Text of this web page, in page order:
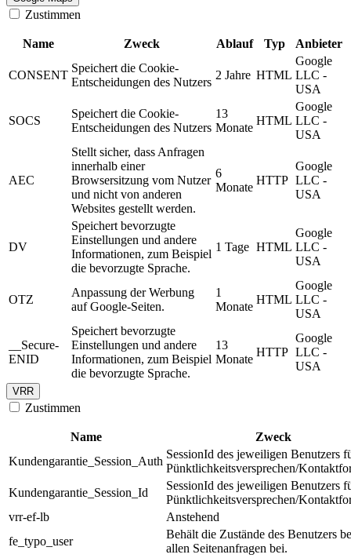
Zustimmen
Name Zweck Ablauf Typ Anbieter
CONSENT
Speichert die Cookie-
Entscheidungen des Nutzers
2 Jahre HTML
Google
LLC -
USA
SOCS
Speichert die Cookie-
Entscheidungen des Nutzers
13
Monate
HTML
Google
LLC -
USA
AEC
Stellt sicher, dass Anfragen
innerhalb einer
Browsersitzung vom Nutzer
und nicht von anderen
Websites gestellt werden.
6
Monate
HTTP
Google
LLC -
USA
DV
Speichert bevorzugte
Einstellungen und andere
Informationen, zum Beispiel
die bevorzugte Sprache.
1 Tage HTML
Google
LLC -
USA
OTZ
Anpassung der Werbung
auf Google-Seiten.
1
Monate
HTML
Google
LLC -
USA
__Secure-
ENID
Speichert bevorzugte
Einstellungen und andere
Informationen, zum Beispiel
die bevorzugte Sprache.
13
Monate
HTTP
Google
LLC -
USA
VRR
Zustimmen
Name
Zweck
Kundengarantie_Session_Auth
SessionId des jeweiligen Benutzers
Pünktlichkeitsversprechen/
Kundengarantie_Session_Id
SessionId des jeweiligen Benutzers
Pünktlichkeitsversprechen/
vrr-ef-lb
Anstehend
fe_typo_user
Behält die Zustände des Benutzers
allen Seitenanfragen bei.